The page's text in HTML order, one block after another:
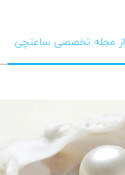
از مجله تخصصی ساعتچی